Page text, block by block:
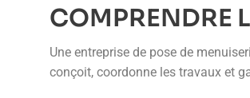
COMPRENDRE
Une entreprise de pose de
conçoit, coordonne les travaux et